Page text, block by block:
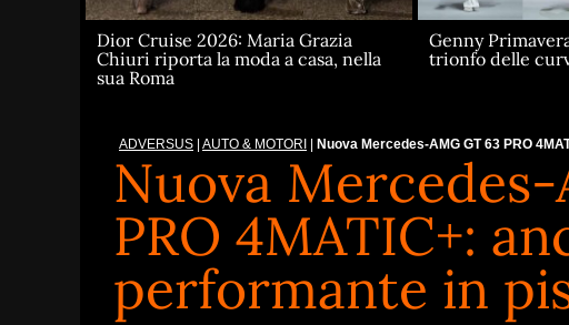
Dior Cruise 2026: Maria Grazia
Chiuri riporta la moda a casa, nella
sua Roma
Genny
trionfo delle
ADVERSUS AUTO & MOTORI Nuova Mercedes-AMG GT 63 PRO
Nuova Mercedes-
PRO 4MATIC+:
performante in